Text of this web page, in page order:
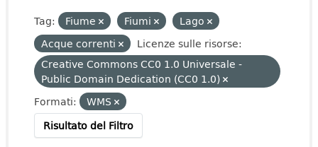
Tag: Fiume Fiumi
Lago
Acque correnti
Licenze sulle risorse:
Creative Commons CC0 1.0 Universale -
Public Domain Dedication (CC0 1.0)
Formati:
WMS
Risultato del Filtro